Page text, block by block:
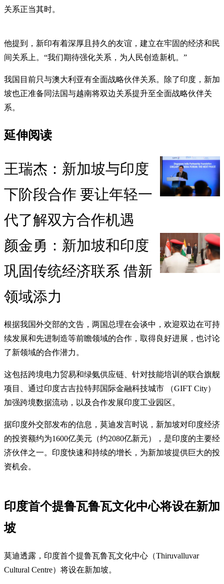
关系正当其时。
他提到，新印有着深厚且持久的友谊，建立在牢固的经济和民
间关系上。“我们期待强化关系，为人民创造新机。”
我国目前只与澳大利亚有全面战略伙伴关系。除了印度，新加
坡也正准备同法国与越南将双边关系提升至全面战略伙伴关
系。
延伸阅读
王瑞杰：新加坡与印度
下阶段合作 要让年轻一
代了解双方合作机遇
颜金勇：新加坡和印度
巩固传统经济联系 借新
领域添力
根据我国外交部的文告，两国总理在会谈中，欢迎双边在可持
续发展和先进制造等前瞻领域的合作，取得良好进展，也讨论
了新领域的合作潜力。
这包括跨境电力贸易和绿氨供应链、针对技能培训的联合旗舰
项目、通过印度古吉拉特邦国际金融科技城市 （GIFT City）
加强跨境数据流动，以及合作发展印度工业园区。
据印度外交部发布的信息，莫迪发言时说，新加坡对印度经济
的投资额约为1600亿美元（约2080亿新元），是印度的主要经
济伙伴之一。印度快速和持续的增长，为新加坡提供巨大的投
资机会。
印度首个提鲁瓦鲁瓦文化中心将设在新加
坡
莫迪透露，印度首个提鲁瓦鲁瓦文化中心（Thiruvalluvar
Cultural Centre）将设在新加坡。